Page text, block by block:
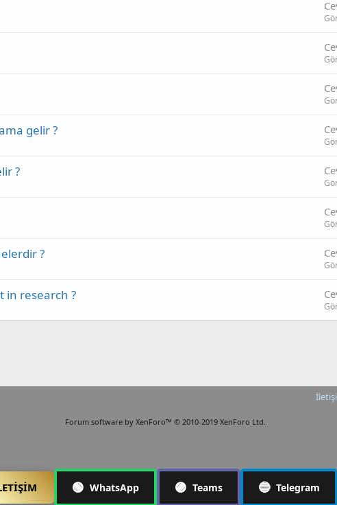
gelir ?
?
?
in research ?
Forum software by XenForo™ © 2010-2019 XenForo Ltd.
🟢 WhatsApp 🟣 Teams 🔵 Telegram